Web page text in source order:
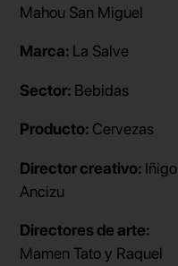
Mahou San Miguel
Marca: La Salve
Sector: Bebidas
Producto: Cervezas
Director creativo: Iñigo
Ancizu
Directores de arte:
Mamen Tato y Raquel